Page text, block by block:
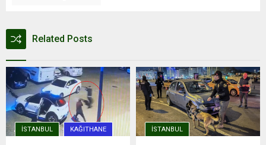
Related Posts
İSTANBUL KAĞITHANE İSTANBUL